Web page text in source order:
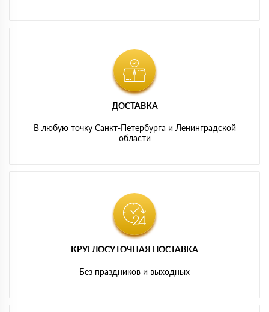
ДОСТАВКА
В любую точку Санкт-Петербурга и Ленинградской
области
КРУГЛОСУТОЧНАЯ ПОСТАВКА
Без праздников и выходных